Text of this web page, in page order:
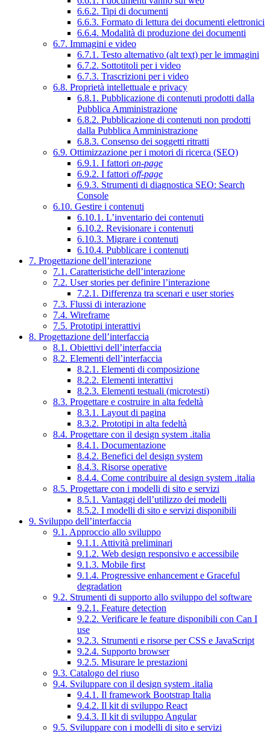
6.6.2. Tipi di documenti
6.6.3. Formato di lettura dei documenti elettronici
6.6.4. Modalità di produzione dei documenti
6.7. Immagini e video
6.7.1. Testo alternativo (alt text) per le immagini
6.7.2. Sottotitoli per i video
6.7.3. Trascrizioni per i video
6.8. Proprietà intellettuale e privacy
6.8.1. Pubblicazione di contenuti prodotti dalla
Pubblica Amministrazione
6.8.2. Pubblicazione di contenuti non prodotti
dalla Pubblica Amministrazione
6.8.3. Consenso dei soggetti ritratti
6.9. Ottimizzazione per i motori di ricerca (SEO)
6.9.1. I fattori on-page
6.9.2. I fattori off-page
6.9.3. Strumenti di diagnostica SEO: Search
Console
6.10. Gestire i contenuti
6.10.1. L’inventario dei contenuti
6.10.2. Revisionare i contenuti
6.10.3. Migrare i contenuti
6.10.4. Pubblicare i contenuti
7. Progettazione dell’interazione
7.1. Caratteristiche dell’interazione
7.2. User stories per definire l’interazione
7.2.1. Differenza tra scenari e user stories
7.3. Flussi di interazione
7.4. Wireframe
7.5. Prototipi interattivi
8. Progettazione dell’interfaccia
8.1. Obiettivi dell’interfaccia
8.2. Elementi dell’interfaccia
8.2.1. Elementi di composizione
8.2.2. Elementi interattivi
8.2.3. Elementi testuali (microtesti)
8.3. Progettare e costruire in alta fedeltà
8.3.1. Layout di pagina
8.3.2. Prototipi in alta fedeltà
8.4. Progettare con il design system .italia
8.4.1. Documentazione
8.4.2. Benefici del design system
8.4.3. Risorse operative
8.4.4. Come contribuire al design system .italia
8.5. Progettare con i modelli di sito e servizi
8.5.1. Vantaggi dell’utilizzo dei modelli
8.5.2. I modelli di sito e servizi disponibili
9. Sviluppo dell’interfaccia
9.1. Approccio allo sviluppo
9.1.1. Attività preliminari
9.1.2. Web design responsivo e accessibile
9.1.3. Mobile first
9.1.4. Progressive enhancement e Graceful
degradation
9.2. Strumenti di supporto allo sviluppo del software
9.2.1. Feature detection
9.2.2. Verificare le feature disponibili con Can I
use
9.2.3. Strumenti e risorse per CSS e JavaScript
9.2.4. Supporto browser
9.2.5. Misurare le prestazioni
9.3. Catalogo del riuso
9.4. Sviluppare con il design system .italia
9.4.1. Il framework Bootstrap Italia
9.4.2. Il kit di sviluppo React
9.4.3. Il kit di sviluppo Angular
9.5. Sviluppare con i modelli di sito e servizi